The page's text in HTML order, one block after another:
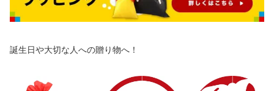
誕生日や大切な人への贈り物へ！